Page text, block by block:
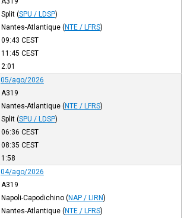
Split (SPU / LDSP)
Nantes-Atlantique (NTE / LFRS)
09:43 CEST
11:45 CEST
2:01
05/ago/2026
A319
Nantes-Atlantique (NTE / LFRS)
Split (SPU / LDSP)
06:36 CEST
08:35 CEST
1:58
04/ago/2026
A319
Napoli-Capodichino (NAP / LIRN)
Nantes-Atlantique (NTE / LFRS)